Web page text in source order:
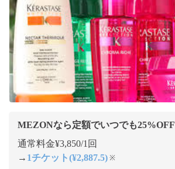
MEZONなら定額でいつでも25%OFF
通常料金¥3,850/1回
→ 1チケット(¥2,887.5) ※